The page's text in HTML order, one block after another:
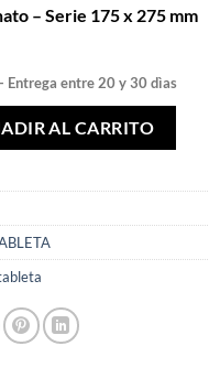
– Serie 175 x 275 mm
Entrega entre 20 y 30 dìas
6 BUMP cantidad
AL CARRITO